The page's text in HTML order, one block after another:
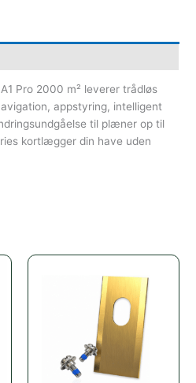
Pro 2000 m² leverer trådløs
appstyring, intelligent
til plæner op til
kortlægger din have uden